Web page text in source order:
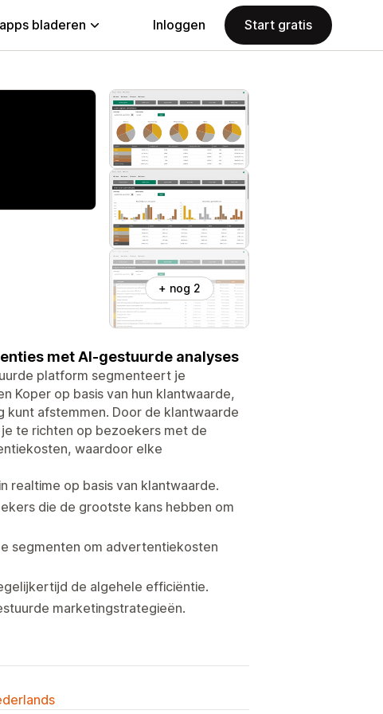
bladeren Inloggen Start gratis
+ nog 2
met AI-gestuurde analyses
platform segmenteert je
Koper op basis van hun klantwaarde,
afstemmen. Door de klantwaarde
te richten op bezoekers met de
waardoor elke
realtime op basis van klantwaarde.
die de grootste kans hebben om
segmenten om advertentiekosten
de algehele efficiëntie.
marketingstrategieën.